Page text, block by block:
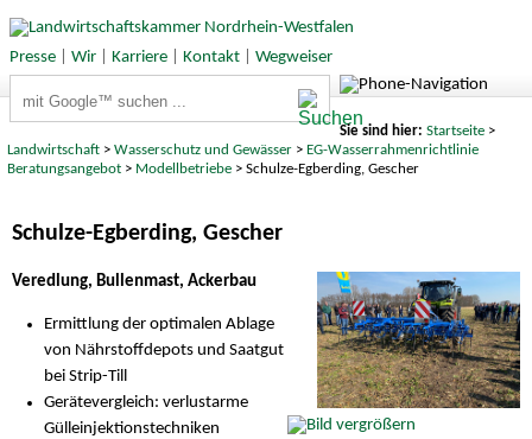
Presse| Wir| Karriere| Kontakt| Wegweiser
Sie sind hier: Startseite>
Landwirtschaft >Wasserschutz und Gewässer > EG-Wasserrahmenrichtlinie
Beratungsangebot > Modellbetriebe > Schulze-Egberding, Gescher
Schulze-Egberding, Gescher
Veredlung, Bullenmast, Ackerbau
Ermittlung der optimalen Ablage
von Nährstoffdepots und Saatgut
bei Strip-Till
Gerätevergleich: verlustarme
Gülleinjektionstechniken